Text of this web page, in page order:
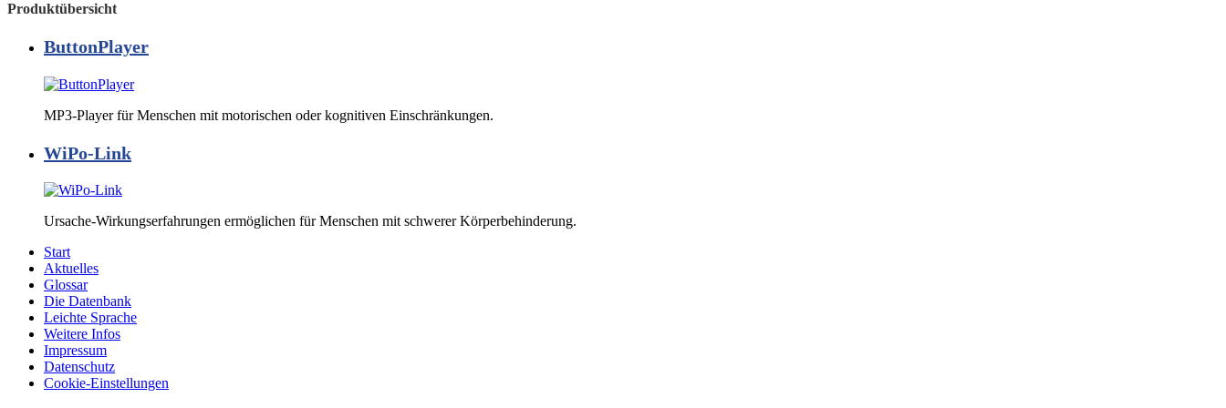
Produktübersicht
ButtonPlayer
MP3-Player für Menschen mit motorischen oder kognitiven Einschränkungen.
WiPo-Link
Ursache-Wirkungserfahrungen ermöglichen für Menschen mit schwerer Körperbehinderung.
Start
Aktuelles
Glossar
Die Datenbank
Leichte Sprache
Weitere Infos
Impressum
Datenschutz
Cookie-Einstellungen